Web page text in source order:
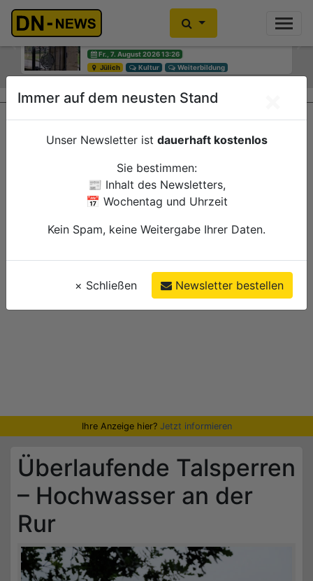
Einbrecher im Kleiderschrank
gefunden
Fr., 7. August 2026 10:30
Düren
Polizei
Previous
Ihre Anzeige hier? Jetzt informieren
Überlaufende Talsperren
– Hochwasser an der
Rur
Immer auf dem neusten Stand
Unser Newsletter ist dauerhaft kostenlos
Sie bestimmen:
📰 Inhalt des Newsletters,
📅 Wochentag und Uhrzeit
Kein Spam, keine Weitergabe Ihrer Daten.
× Schließen Newsletter bestellen